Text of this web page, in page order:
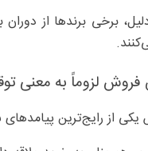
برخی برندها از
از رایج‌ترین